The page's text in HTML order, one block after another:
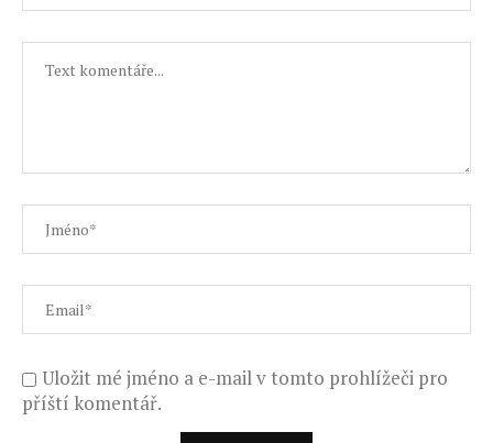
Uložit mé jméno a e-mail v tomto prohlížeči pro
příští komentář.